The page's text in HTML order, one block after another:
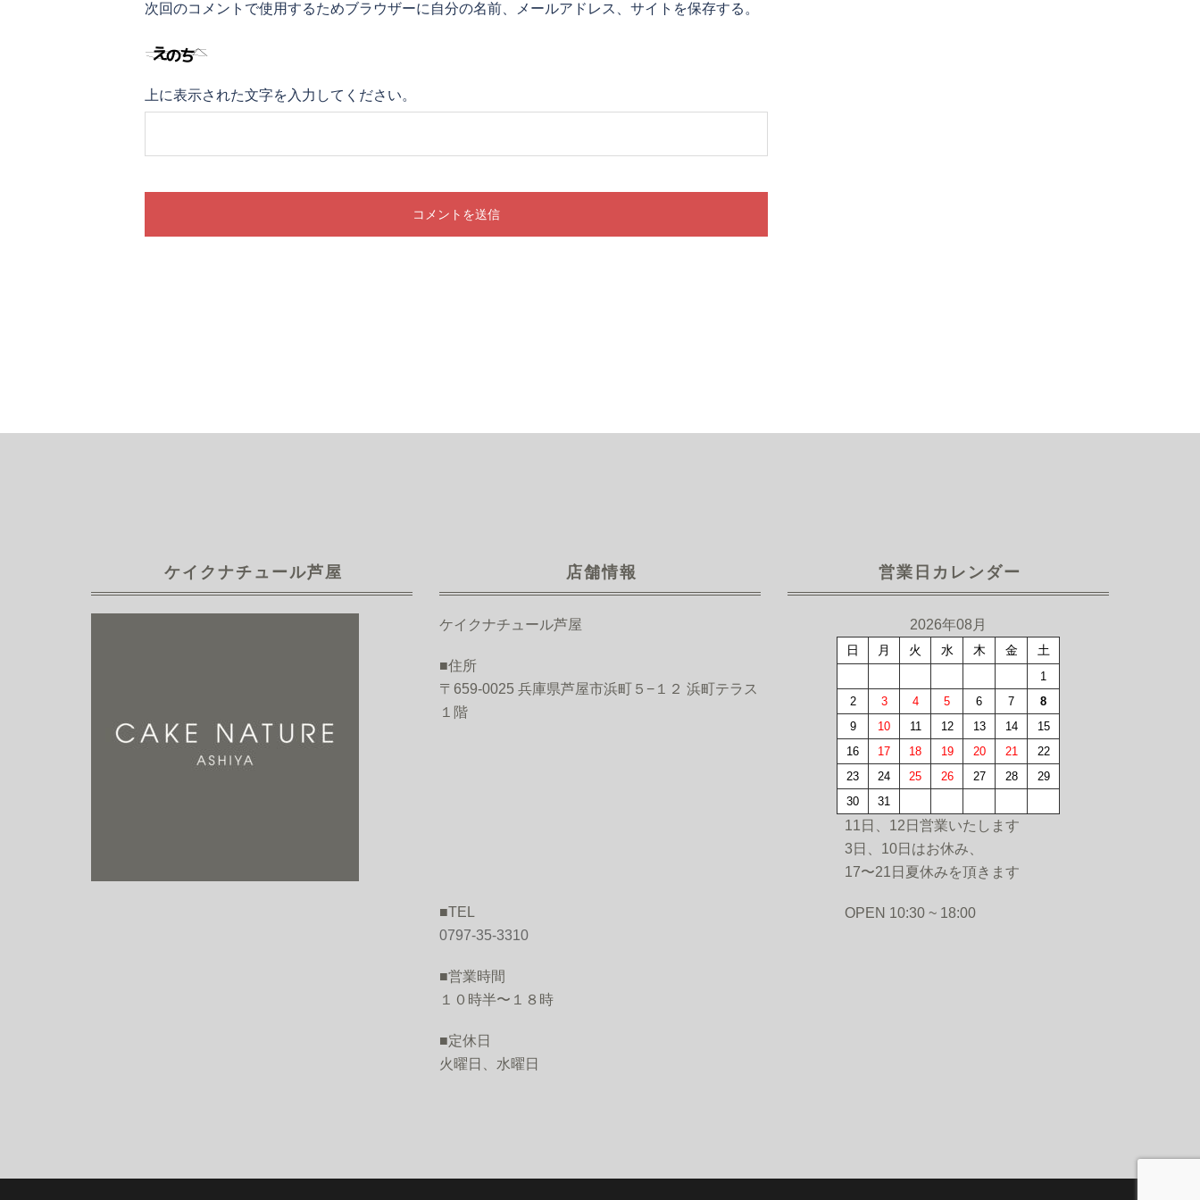
次回のコメントで使用するためブラウザーに自分の名前、メールアドレス、サイトを保存する。
上に表示された文字を入力してください。
ケイクナチュール芦屋 店舗情報
ケイクナチュール芦屋
■住所
〒659-0025 兵庫県芦屋市浜町５−１２ 浜町テラス
１階
■TEL
0797-35-3310
■営業時間
１０時半〜１８時
■定休日
火曜日、水曜日
営業日カレンダー
2026年08月
日 月 火 水 木 金 土
1
2
3 4 5 6 7
8
9
10 11 12 13 14
15
16
17 18 19 20 21
22
23
24 25 26 27 28
29
30
31
11日、12日営業いたします
3日、10日はお休み、
17〜21日夏休みを頂きます
OPEN 10:30 ~ 18:00